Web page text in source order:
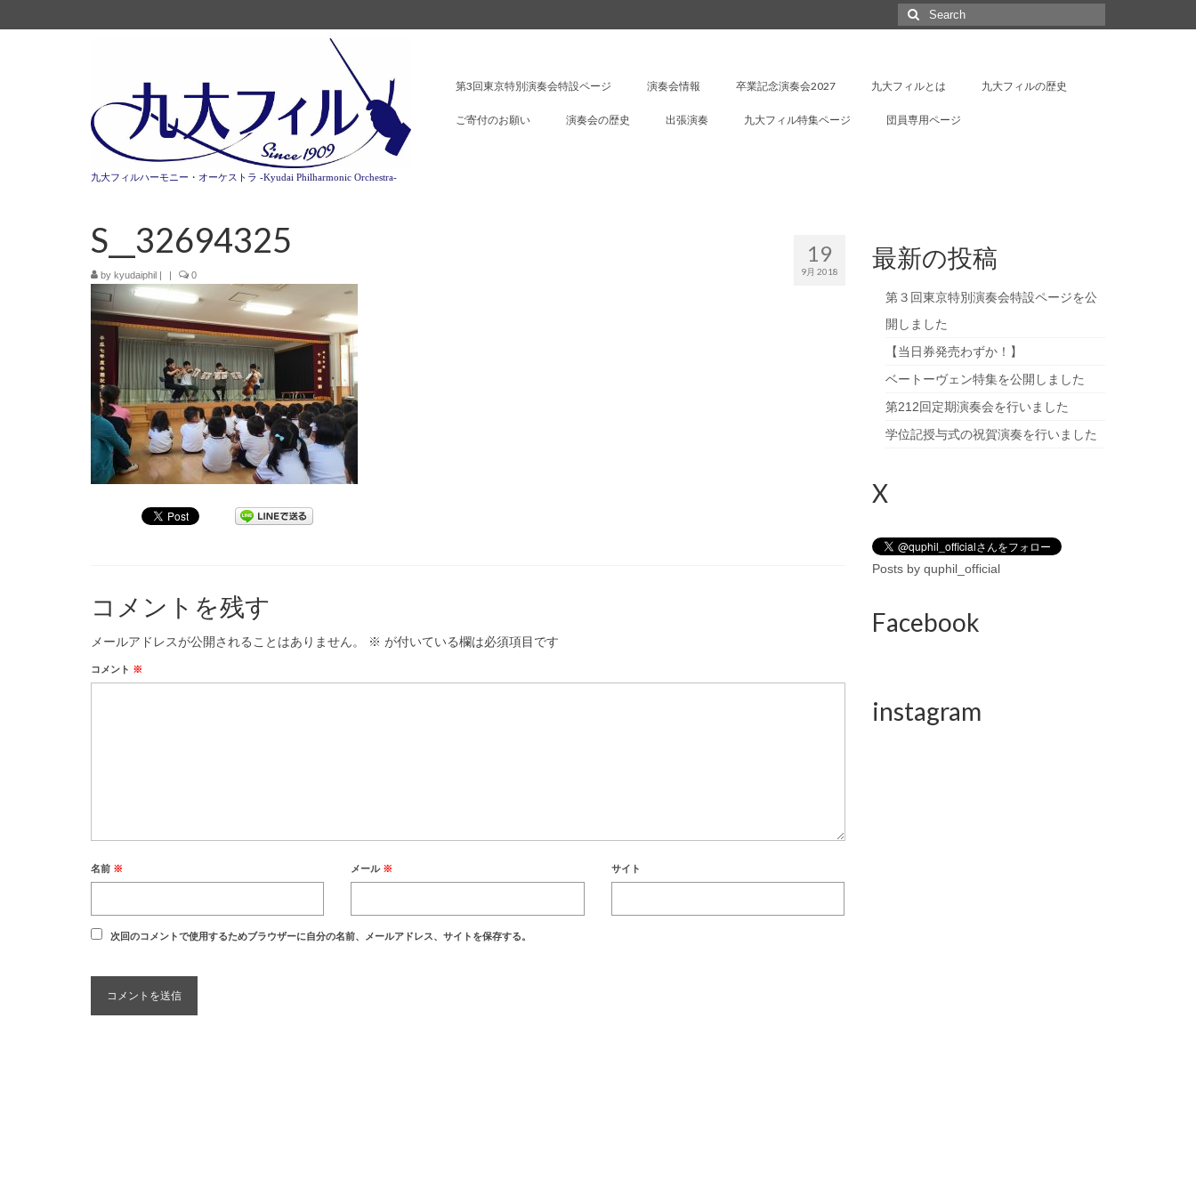
Search
for:
九大フィルハーモニー・オーケストラ -Kyudai Philharmonic Orchestra-
第3回東京特別演奏会特設ページ 演奏会情報 卒業記念演奏会2027 九大フィルとは 九大フィルの歴史
ご寄付のお願い 演奏会の歴史 出張演奏 九大フィル特集ページ 団員専用ページ
19
9月 2018
S__32694325
by kyudaiphil | | 0
コメントを残す
メールアドレスが公開されることはありません。 ※ が付いている欄は必須項目です
コメント ※
名前 ※ メール ※ サイト
次回のコメントで使用するためブラウザーに自分の名前、メールアドレス、サイトを保存する。
最新の投稿
第３回東京特別演奏会特設ページを公
開しました
【当日券発売わずか！】
ベートーヴェン特集を公開しました
第212回定期演奏会を行いました
学位記授与式の祝賀演奏を行いました
X
Posts by quphil_official
Facebook
instagram